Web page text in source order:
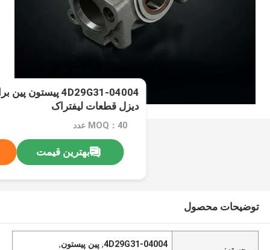
دیزل قطعات لیفتراک
MOQ：40 عدد
بهترین قیمت
توضیحات محصول
4D29G31-04004
,پین پیستون,